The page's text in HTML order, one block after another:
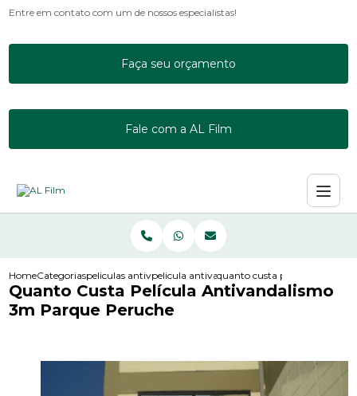
Entre em contato com um de nossos especialistas!
Faça seu orçamento
Fale com a AL Film
HomeCategoriaspeliculas antivandalismopelicula antivandalismo g20
quanto custa pelicula
Quanto Custa Película Antivandalismo
3m Parque Peruche